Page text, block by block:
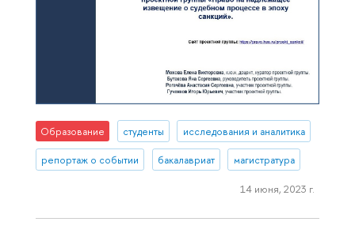
Образование студенты исследования и аналитика
репортаж о событии бакалавриат магистратура
14 июня, 2023 г.